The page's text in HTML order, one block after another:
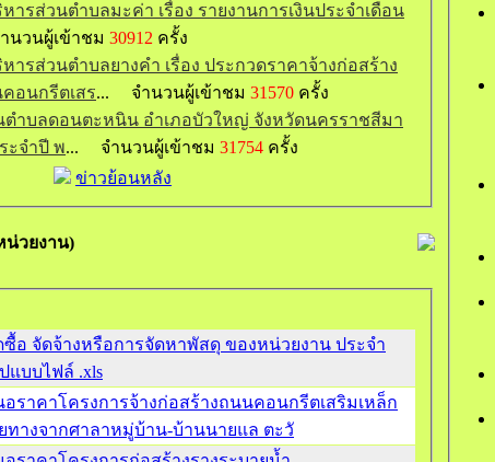
ารส่วนตำบลมะค่า เรื่อง รายงานการเงินประจำเดือน
วนผู้เข้าชม 30912 ครั้ง
ารส่วนตำบลยางคำ เรื่อง ประกวดราคาจ้างก่อสร้าง
อนกรีตเสร... จำนวนผู้เข้าชม 31570 ครั้ง
ตำบลดอนตะหนิน อำเภอบัวใหญ่ จังหวัดนครราชสีมา
ะจำปี พ... จำนวนผู้เข้าชม 31754 ครั้ง
ข่าวย้อนหลัง
น่วยงาน)
ซื้อ จัดจ้างหรือการจัดหาพัสดุ ของหน่วยงาน ประจำ
แบบไฟล์ .xls
ราคาโครงการจ้างก่อสร้างถนนคอนกรีตเสริมเหล็ก
ทางจากศาลาหมู่บ้าน-บ้านนายแล ตะวั